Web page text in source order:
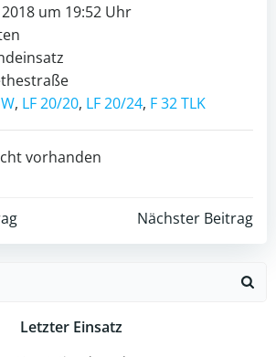
2018 um 19:52 Uhr
, LF 20/20, LF 20/24, F 32 TLK
vorhanden
Post
navigation
Nächster Beitrag
Letzter Einsatz